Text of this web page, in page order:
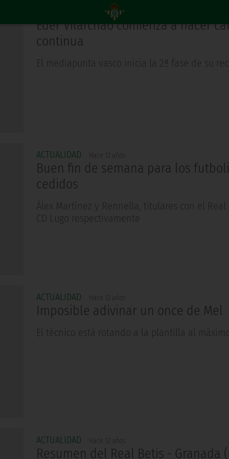
Hace 12 años
Eder Vilarchao comienza a hacer
continua
El mediapunta vasco inicia la 2ª fase de su
ACTUALIDAD Hace 12 años
Buen fin de semana para los
cedidos
Álex Martínez y Rennella, titulares con el Real
CD Lugo respectivamente
ACTUALIDAD Hace 12 años
Imposible adivinar un once de Mel
El técnico está rotando a la plantilla al
ACTUALIDAD Hace 12 años
Resumen del Real Betis - Granada